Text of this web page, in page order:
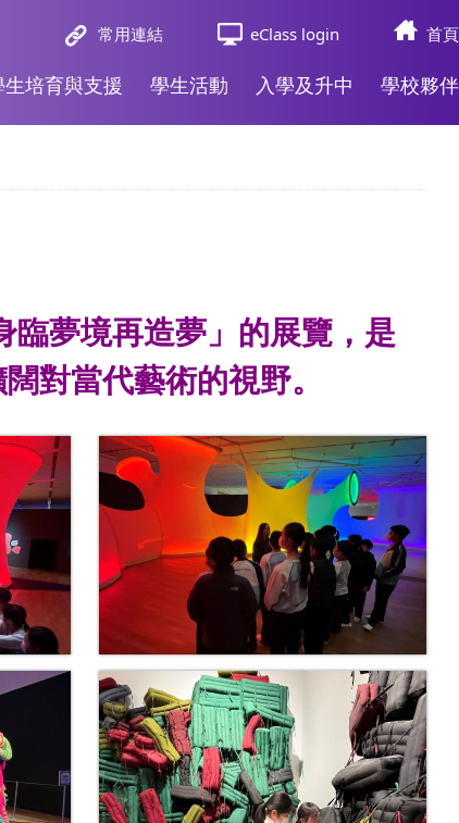
常用連結 eClass login 首頁
生培育與支援 學生活動 入學及升中 學校夥伴
夢境再造夢」的展覽，是
對當代藝術的視野。